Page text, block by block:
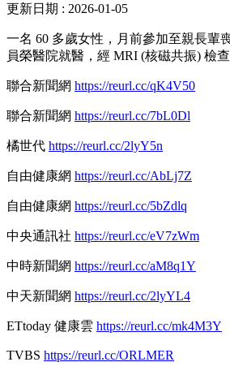
更新日期 : 2026-01-05
一名 60 多歲女性，月前參加至親長輩
員榮醫院就醫，經 MRI (核磁共振) 檢
聯合新聞網 https://reurl.cc/qK4V50
聯合新聞網 https://reurl.cc/7bL0Dl
橘世代 https://reurl.cc/2lyY5n
自由健康網 https://reurl.cc/AbLj7Z
自由健康網 https://reurl.cc/5bZdlq
中央通訊社 https://reurl.cc/eV7zWm
中時新聞網 https://reurl.cc/aM8q1Y
中天新聞網 https://reurl.cc/2lyYL4
ETtoday 健康雲 https://reurl.cc/mk4M3Y
TVBS https://reurl.cc/ORLMER